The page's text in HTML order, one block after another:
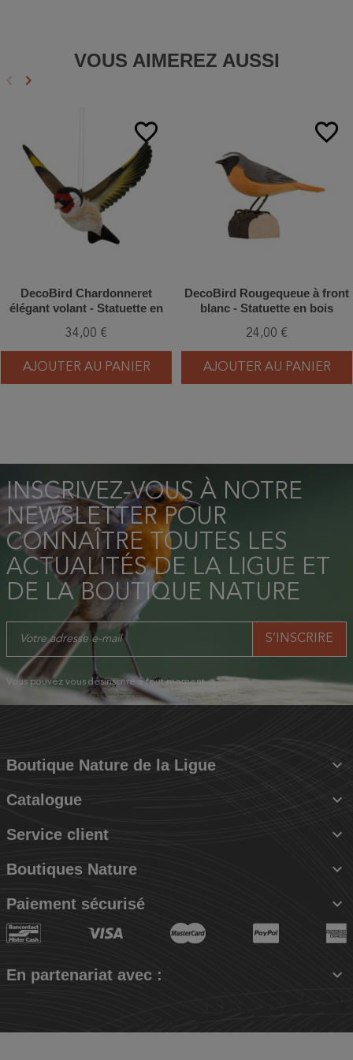
VOUS AIMEREZ AUSSI
Précédent
keyboard_arrow_left Suivant
keyboard_arrow_right
favorite_border
DecoBird Chardonneret
élégant volant - Statuette en
34,00 €
AJOUTER AU PANIER
favorite_border
DecoBird Rougequeue à front
blanc - Statuette en bois
24,00 €
AJOUTER AU PANIER
INSCRIVEZ-VOUS À NOTRE
NEWSLETTER POUR
CONNAÎTRE TOUTES LES
ACTUALITÉS DE LA LIGUE ET
DE LA BOUTIQUE NATURE
Vous pouvez vous désinscrire à tout moment.
Boutique Nature de la Ligue 
Catalogue 
Service client 
Boutiques Nature 
Paiement sécurisé 
En partenariat avec : 